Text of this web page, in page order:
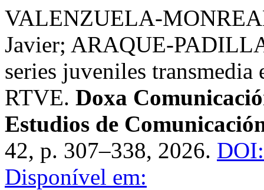
VALENZUELA-
Javier; ARAQUE-
series juveniles transmedia
RTVE. Doxa
Estudios de
42, p. 307–338, 2026.
Disponível em: